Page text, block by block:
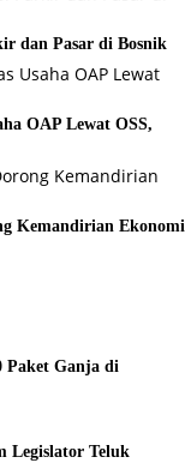
dan Pasar di Bosnik
OAP Lewat OSS,
Kemandirian Ekonomi
Paket Ganja di
Legislator Teluk